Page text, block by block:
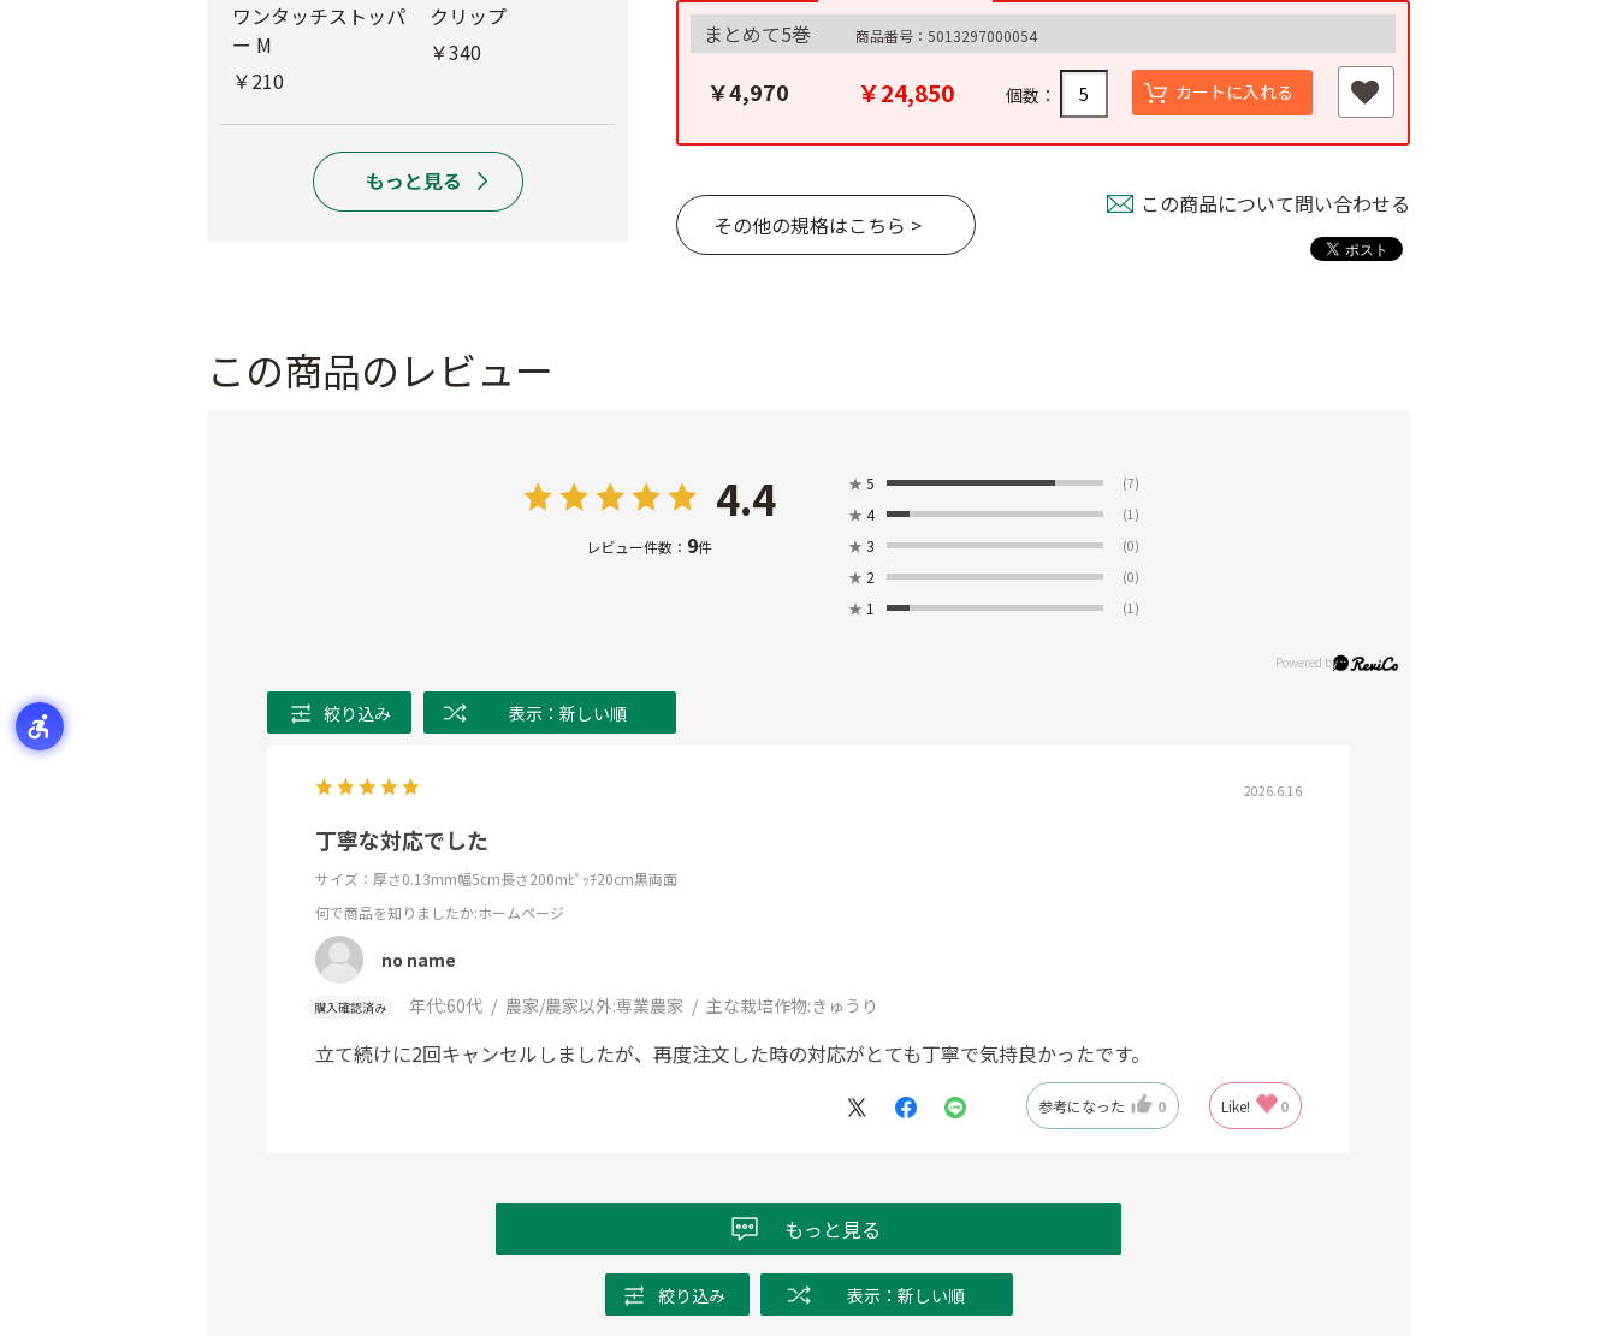
ワンタッチストッパ
ー M
￥210
クリップ
￥340
ワンタッチニップル
20（スミサンス
スクリューニップル
￥730
ワンタッチニップル
25（スミチュー
￥420
チューブフィルター
￥440
まとめて5巻 商品番号：5013297000054
￥4,970 ￥24,850 個数： カートに入れる
その他の規格はこちら >
この商品について問い合わせる
この商品のレビュー
4.4
レビュー件数： 9件
★ 5 (7)
★ 4 (1)
★ 3 (0)
★ 2 (0)
★ 1 (1)
絞り込み 表示：新しい順
2026.6.16
丁寧な対応でした
サイズ：厚さ0.13mm幅5cm長さ200mﾋﾟｯﾁ20cm黒両面
何で商品を知りましたか:ホームページ
no name
購入確認済み 年代:60代 農家/農家以外:専業農家 主な栽培作物:きゅうり
立て続けに2回キャンセルしましたが、再度注文した時の対応がとても丁寧で気持良かったです。
参考になった 0 Like! 0
もっと見る
絞り込み 表示：新しい順